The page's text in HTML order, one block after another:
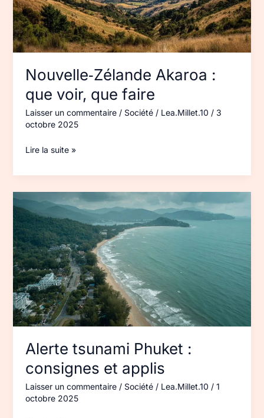
Nouvelle‑Zélande Akaroa :
que voir, que faire
Laisser un commentaire / Société/ Lea.Millet.10 / 3
octobre 2025
Lire la suite »
Alerte tsunami Phuket :
consignes et applis
Laisser un commentaire / Société/ Lea.Millet.10 / 1
octobre 2025
Alerte
tsunami
Phuket :
consignes
et
applis